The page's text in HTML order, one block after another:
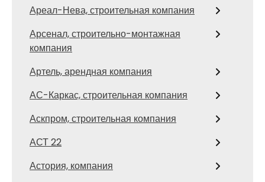
Ареал-Нева, строительная компания
Арсенал, строительно-монтажная
компания
Артель, арендная компания
АС-Каркас, строительная компания
Аскпром, строительная компания
АСТ 22
Астория, компания